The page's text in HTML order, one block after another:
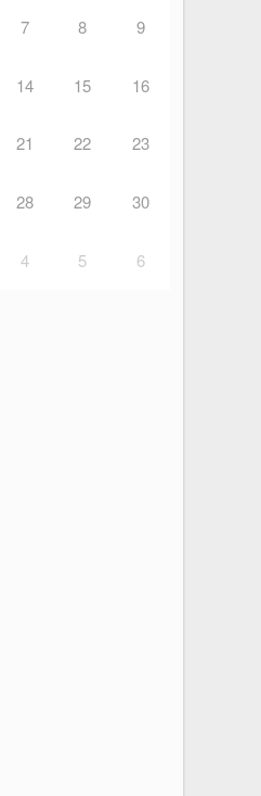
7 8 9
14 15 16
21 22 23
28 29 30
4 5 6